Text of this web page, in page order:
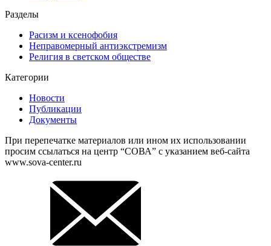
Разделы
Расизм и ксенофобия
Неправомерный антиэкстремизм
Религия в светском обществе
Категории
Новости
Публикации
Документы
При перепечатке материалов или ином их использовании
просим ссылаться на центр “СОВА” с указанием веб-сайта
www.sova-center.ru